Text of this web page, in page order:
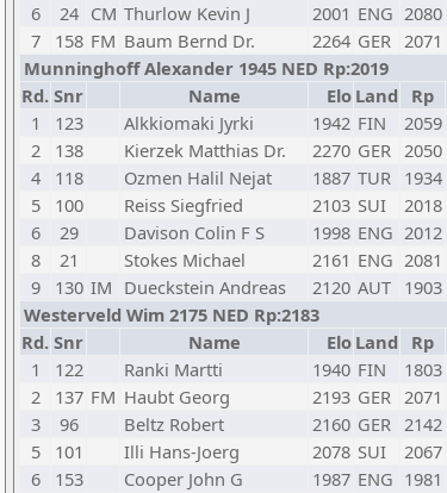
6
24 CM Thurlow Kevin J 2001 ENG 2080
7
158 FM Baum Bernd Dr. 2264 GER 2071
Munninghoff Alexander 1945 NED Rp:2019
Rd. Snr Name Elo Land Rp
1
123 Alkkiomaki Jyrki 1942 FIN 2059
2
138 Kierzek Matthias Dr. 2270 GER 2050
4
118 Ozmen Halil Nejat 1887 TUR 1934
5
100 Reiss Siegfried 2103 SUI 2018
6
29 Davison Colin F S 1998 ENG 2012
8
21 Stokes Michael 2161 ENG 2081
9
130 IM Dueckstein Andreas 2120 AUT 1903
Westerveld Wim 2175 NED Rp:2183
Rd. Snr Name Elo Land Rp
1
122 Ranki Martti 1940 FIN 1803
2
137 FM Haubt Georg 2193 GER 2071
3
96 Beltz Robert 2160 GER 2142
5
101 Illi Hans-Joerg 2078 SUI 2067
6
153 Cooper John G 1987 ENG 1981